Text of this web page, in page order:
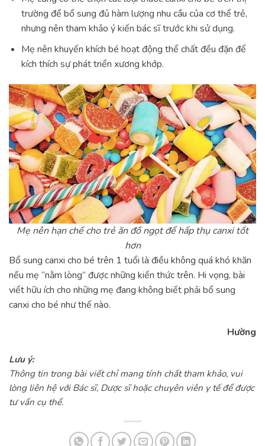
trường để bổ sung đủ hàm lượng nhu cầu của cơ thể trẻ,
nhưng nên tham khảo ý kiến bác sĩ trước khi sử dụng.
Mẹ nên khuyến khích bé hoạt động thể chất đều đặn để
kích thích sự phát triển xương khớp.
Mẹ nên hạn chế cho trẻ ăn đồ ngọt để hấp thụ canxi tốt
hơn
Bổ sung canxi cho bé trên 1 tuổi là điều không quá khó khăn
nếu mẹ “nằm lòng” được những kiến thức trên. Hi vọng, bài
viết hữu ích cho những mẹ đang không biết phải bổ sung
canxi cho bé như thế nào.
Hường
Lưu ý:
Thông tin trong bài viết chỉ mang tính chất tham khảo, vui
lòng liên hệ với Bác sĩ, Dược sĩ hoặc chuyên viên y tế để được
tư vấn cụ thể.